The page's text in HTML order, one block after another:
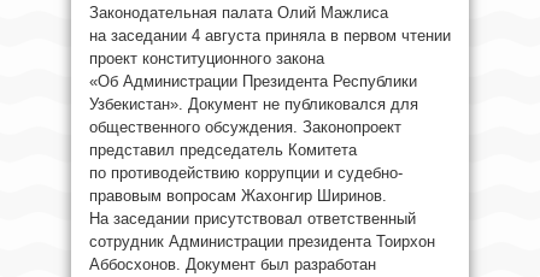
Законодательная палата Олий Мажлиса
на заседании 4 августа приняла в первом чтении
проект конституционного закона
«Об Администрации Президента Республики
Узбекистан». Документ не публиковался для
общественного обсуждения. Законопроект
представил председатель Комитета
по противодействию коррупции и судебно-
правовым вопросам Жахонгир Ширинов.
На заседании присутствовал ответственный
сотрудник Администрации президента Тоирхон
Аббосхонов. Документ был разработан